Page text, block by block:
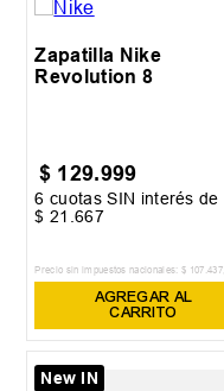
Zapatilla Nike
Revolution 8
$ 129.999
6 cuotas SIN interés de
$ 21 .667
Precio sin impuestos nacionales: $ 107 437,
AGREGAR AL
CARRITO
New IN